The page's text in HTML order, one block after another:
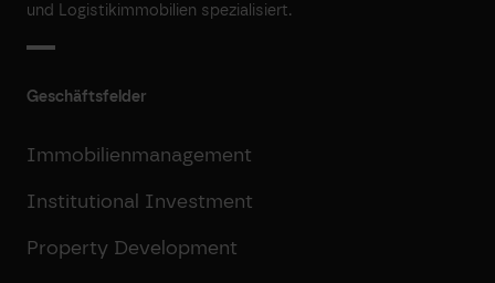
und Logistikimmobilien spezialisiert.
Geschäftsfelder
Immobilienmanagement
Institutional Investment
Property Development